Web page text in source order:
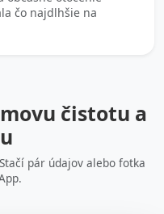
čo najdlhšie na
čistotu a
pár údajov alebo fotka